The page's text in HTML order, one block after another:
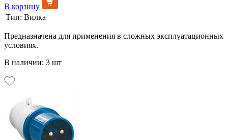
В корзину
Тип: Вилка
Предназначена для применения в сложных эксплуатационных
условиях.
В наличии: 3 шт